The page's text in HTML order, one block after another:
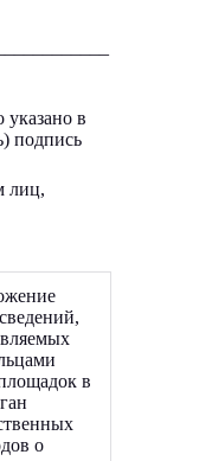
в
подпись
лиц,
в
о